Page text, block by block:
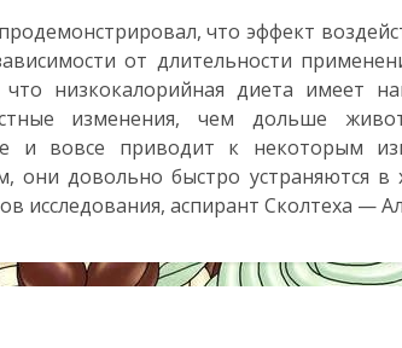
что эффект
от длительности
низкокалорийная диета имеет
изменения, чем дольше
и вовсе приводит к некоторым
они довольно быстро устраняются
исследования, аспирант Сколтеха —